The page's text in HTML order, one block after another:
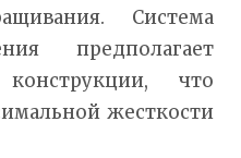
Система
предполагает
что
жесткости